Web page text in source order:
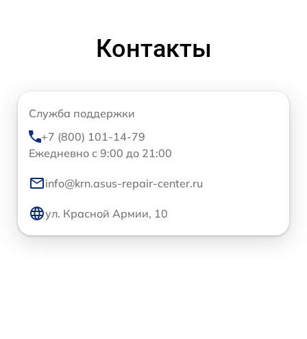
Контакты
Служба поддержки
+7 (800) 101-14-79
Ежедневно с 9:00 до 21:00
info@krn.asus-repair-center.ru
ул. Красной Армии, 10